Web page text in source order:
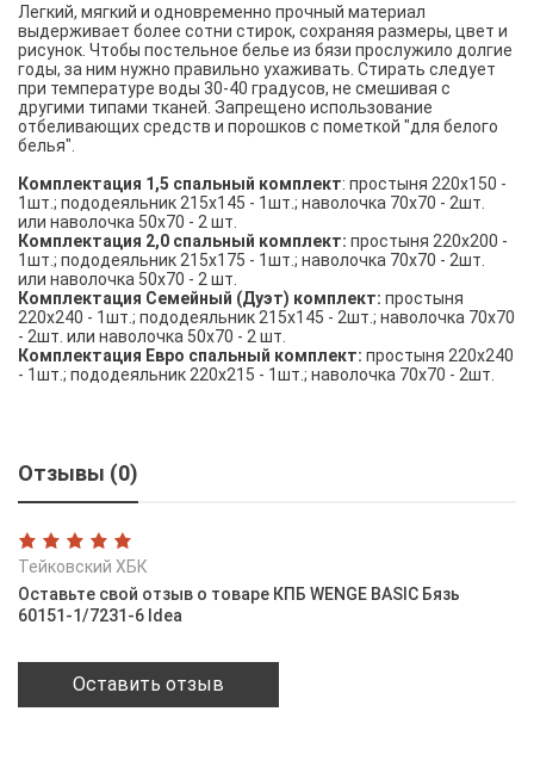
Легкий, мягкий и одновременно прочный материал
выдерживает более сотни стирок, сохраняя размеры, цвет и
рисунок. Чтобы постельное белье из бязи прослужило долгие
годы, за ним нужно правильно ухаживать. Стирать следует
при температуре воды 30-40 градусов, не смешивая с
другими типами тканей. Запрещено использование
отбеливающих средств и порошков с пометкой "для белого
белья".
Комплектация 1,5 спальный комплект: простыня 220х150 -
1шт.; пододеяльник 215х145 - 1шт.; наволочка 70х70 - 2шт.
или наволочка 50х70 - 2 шт.
Комплектация 2,0 спальный комплект: простыня 220х200 -
1шт.; пододеяльник 215х175 - 1шт.; наволочка 70х70 - 2шт.
или наволочка 50х70 - 2 шт.
Комплектация Семейный (Дуэт) комплект: простыня
220х240 - 1шт.; пододеяльник 215х145 - 2шт.; наволочка 70х70
- 2шт. или наволочка 50х70 - 2 шт.
Комплектация Евро спальный комплект: простыня 220х240
- 1шт.; пододеяльник 220х215 - 1шт.; наволочка 70х70 - 2шт.
Отзывы (0)
Тейковский ХБК
Оставьте свой отзыв о товаре КПБ WENGE BASIC Бязь
60151-1/7231-6 Idea
Оставить отзыв